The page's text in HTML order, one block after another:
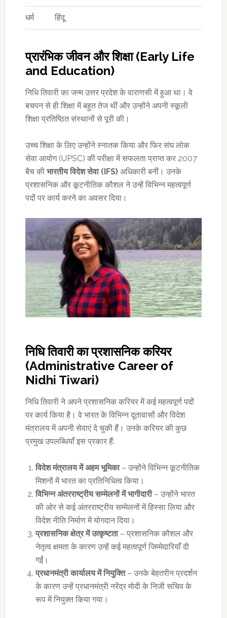
धर्म हिंदू
प्रारंभिक जीवन और शिक्षा (Early Life
and Education)
निधि तिवारी का जन्म उत्तर प्रदेश के वाराणसी में हुआ था। वे
बचपन से ही शिक्षा में बहुत तेज थीं और उन्होंने अपनी स्कूली
शिक्षा प्रतिष्ठित संस्थानों से पूरी की।
उच्च शिक्षा के लिए उन्होंने स्नातक किया और फिर संघ लोक
सेवा आयोग (UPSC) की परीक्षा में सफलता प्राप्त कर 2007
बैच की भारतीय विदेश सेवा (IFS)अधिकारी बनीं। उनके
प्रशासनिक और कूटनीतिक कौशल ने उन्हें विभिन्न महत्वपूर्ण
पदों पर कार्य करने का अवसर दिया।
निधि तिवारी का प्रशासनिक करियर
(Administrative Career of
Nidhi Tiwari)
निधि तिवारी ने अपने प्रशासनिक करियर में कई महत्वपूर्ण पदों
पर कार्य किया है। वे भारत के विभिन्न दूतावासों और विदेश
मंत्रालय में अपनी सेवाएं दे चुकी हैं। उनके करियर की कुछ
प्रमुख उपलब्धियाँ इस प्रकार हैं:
विदेश मंत्रालय में अहम भूमिका– उन्होंने विभिन्न कूटनीतिक
मिशनों में भारत का प्रतिनिधित्व किया।
विभिन्न अंतरराष्ट्रीय सम्मेलनों में भागीदारी– उन्होंने भारत
की ओर से कई अंतरराष्ट्रीय सम्मेलनों में हिस्सा लिया और
विदेश नीति निर्माण में योगदान दिया।
प्रशासनिक क्षेत्र में उत्कृष्टता– प्रशासनिक कौशल और
नेतृत्व क्षमता के कारण उन्हें कई महत्वपूर्ण जिम्मेदारियाँ दी
गईं।
प्रधानमंत्री कार्यालय में नियुक्ति– उनके बेहतरीन प्रदर्शन
के कारण उन्हें प्रधानमंत्री नरेंद्र मोदी के निजी सचिव के
रूप में नियुक्त किया गया।